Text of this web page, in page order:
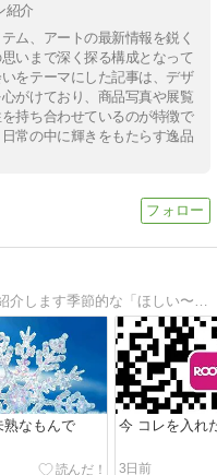
紹介
ム、アートの最新情報を鋭く
いまで深く探る構成となって
をテーマにした記事は、デザ
がけており、商品写真や展覧
持ち合わせているのが特徴で
常の中に輝きをもたらす逸品
インテリアや太極拳、日記などを紹介します季節的な「ほしい〜 」＆ 素敵なインテリア、大切にしてる「 宝 」な品々など。
熟なもんで 今 コレを入れ
3日前